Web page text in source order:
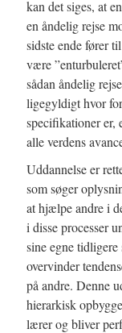
kan det siges, at
en åndelig rejse
sidste ende fører
være
sådan åndelig
ligegyldigt hvor
specifikationer er,
alle verdens
Uddannelse er
som søger
at hjælpe andre i
i disse processer
sine egne
overvinder
på andre. Denne
hierarkisk
lærer og bliver